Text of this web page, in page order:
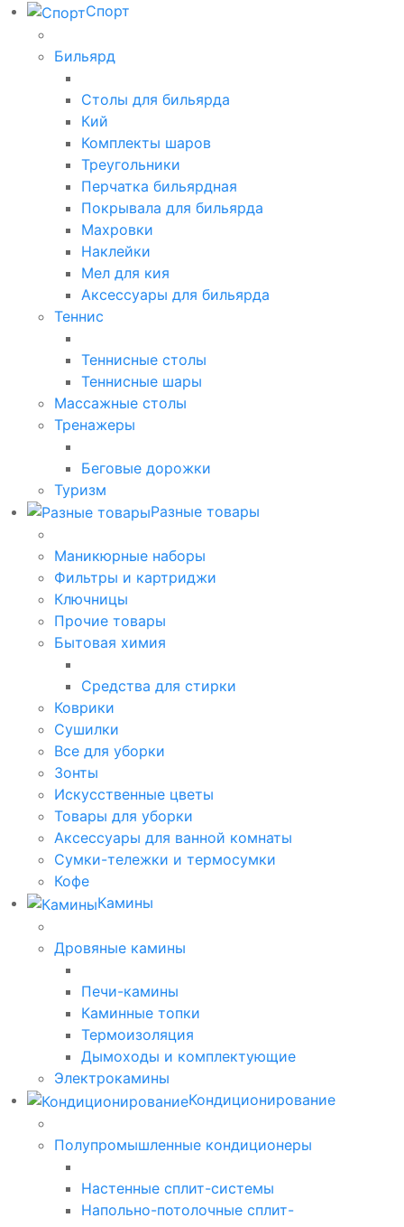
Спорт
Бильярд
Столы для бильярда
Кий
Комплекты шаров
Треугольники
Перчатка бильярдная
Покрывала для бильярда
Махровки
Наклейки
Мел для кия
Аксессуары для бильярда
Теннис
Теннисные столы
Теннисные шары
Массажные столы
Тренажеры
Беговые дорожки
Туризм
Разные товары
Маникюрные наборы
Фильтры и картриджи
Ключницы
Прочие товары
Бытовая химия
Средства для стирки
Коврики
Сушилки
Все для уборки
Зонты
Искусственные цветы
Товары для уборки
Аксессуары для ванной комнаты
Сумки-тележки и термосумки
Кофе
Камины
Дровяные камины
Печи-камины
Каминные топки
Термоизоляция
Дымоходы и комплектующие
Электрокамины
Кондиционирование
Полупромышленные кондиционеры
Настенные сплит-системы
Напольно-потолочные сплит-